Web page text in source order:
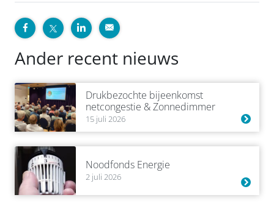
Ander recent nieuws
Drukbezochte bijeenkomst
netcongestie & Zonnedimmer
15 juli 2026
Noodfonds Energie
2 juli 2026